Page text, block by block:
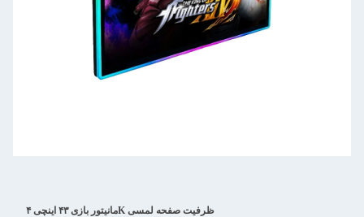
مانیتور بازی ۴۳ اینچی ۴K ظرفیت صفحه لمسی